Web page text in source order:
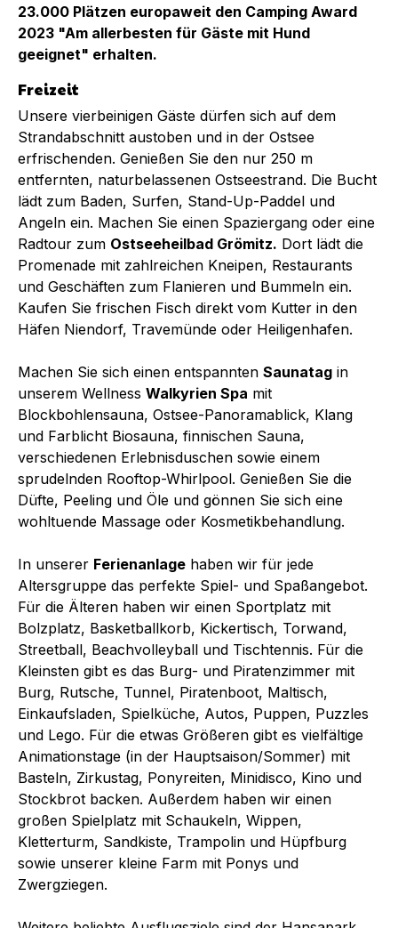
23.000 Plätzen europaweit den Camping Award
2023 "Am allerbesten für Gäste mit Hund
geeignet" erhalten.
Freizeit
Unsere vierbeinigen Gäste dürfen sich auf dem
Strandabschnitt austoben und in der Ostsee
erfrischenden. Genießen Sie den nur 250 m
entfernten, naturbelassenen Ostseestrand. Die Bucht
lädt zum Baden, Surfen, Stand-Up-Paddel und
Angeln ein. Machen Sie einen Spaziergang oder eine
Radtour zum Ostseeheilbad Grömitz. Dort lädt die
Promenade mit zahlreichen Kneipen, Restaurants
und Geschäften zum Flanieren und Bummeln ein.
Kaufen Sie frischen Fisch direkt vom Kutter in den
Häfen Niendorf, Travemünde oder Heiligenhafen.
Machen Sie sich einen entspannten Saunatag in
unserem Wellness Walkyrien Spa mit
Blockbohlensauna, Ostsee-Panoramablick, Klang
und Farblicht Biosauna, finnischen Sauna,
verschiedenen Erlebnisduschen sowie einem
sprudelnden Rooftop-Whirlpool. Genießen Sie die
Düfte, Peeling und Öle und gönnen Sie sich eine
wohltuende Massage oder Kosmetikbehandlung.
In unserer Ferienanlage haben wir für jede
Altersgruppe das perfekte Spiel- und Spaßangebot.
Für die Älteren haben wir einen Sportplatz mit
Bolzplatz, Basketballkorb, Kickertisch, Torwand,
Streetball, Beachvolleyball und Tischtennis. Für die
Kleinsten gibt es das Burg- und Piratenzimmer mit
Burg, Rutsche, Tunnel, Piratenboot, Maltisch,
Einkaufsladen, Spielküche, Autos, Puppen, Puzzles
und Lego. Für die etwas Größeren gibt es vielfältige
Animationstage (in der Hauptsaison/Sommer) mit
Basteln, Zirkustag, Ponyreiten, Minidisco, Kino und
Stockbrot backen. Außerdem haben wir einen
großen Spielplatz mit Schaukeln, Wippen,
Kletterturm, Sandkiste, Trampolin und Hüpfburg
sowie unserer kleine Farm mit Ponys und
Zwergziegen.